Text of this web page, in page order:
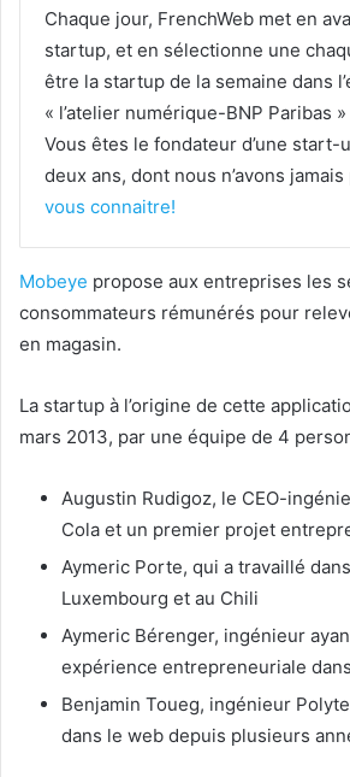
Chaque jour, FrenchWeb met en
startup, et en sélectionne une
être la startup de la semaine dans
« l’atelier numérique-BNP Paribas
Vous êtes le fondateur d’une start-
deux ans, dont nous n’avons jamais
vous connaitre!
Mobeye propose aux entreprises les
consommateurs rémunérés pour
en magasin.
La startup à l’origine de cette
mars 2013, par une équipe de 4
Augustin Rudigoz, le CEO-
Cola et un premier projet
Aymeric Porte, qui a travaillé dans
Luxembourg et au Chili
Aymeric Bérenger, ingénieur
expérience entrepreneuriale
Benjamin Toueg, ingénieur
dans le web depuis plusieurs